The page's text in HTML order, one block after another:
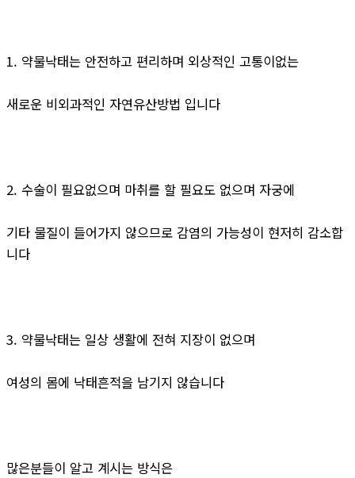
1. 약물낙태는 안전하고 편리하며 외상적인 고통이없는
새로운 비외과적인 자연유산방법 입니다
2. 수술이 필요없으며 마취를 할 필요도 없으며 자궁에
기타 물질이 들어가지 않으므로 감염의 가능성이 현저히 감소합
니다
3. 약물낙태는 일상 생활에 전혀 지장이 없으며
여성의 몸에 낙태흔적을 남기지 않습니다
많은분들이 알고 계시는 방식은